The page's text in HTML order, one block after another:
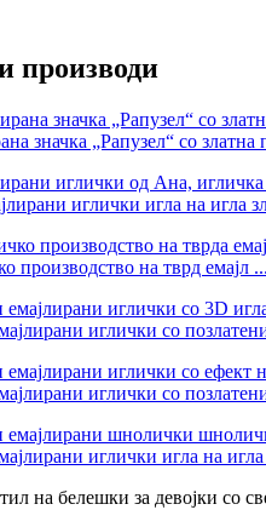
производи
значка „Рапузел“ со златна
иглички игла на игла
производство на тврд емајл ...
иглички со
иглички со
иглички игла на